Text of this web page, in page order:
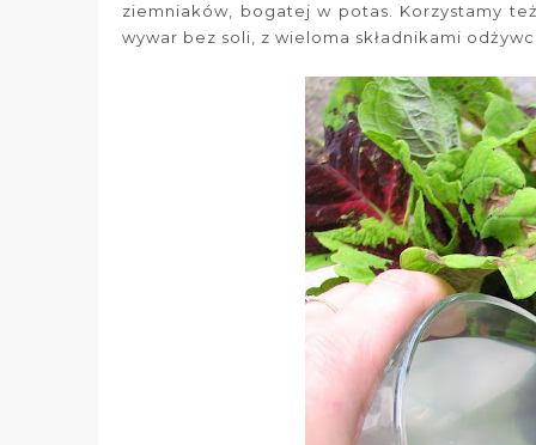
ziemniaków, bogatej w potas. Korzystamy
wywar bez soli, z wieloma składnikami